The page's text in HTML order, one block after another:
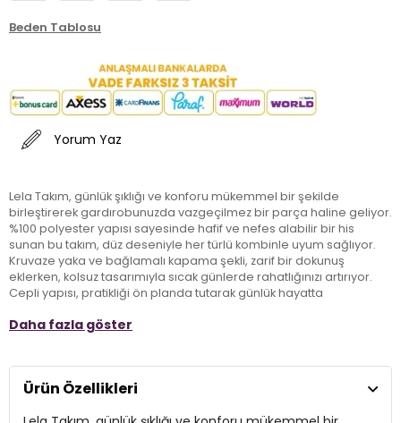
Beden Tablosu
Yorum Yaz
Lela Takım, günlük şıklığı ve konforu mükemmel bir şekilde
birleştirerek gardırobunuzda vazgeçilmez bir parça haline geliyor.
%100 polyester yapısı sayesinde hafif ve nefes alabilir bir his
sunan bu takım, düz deseniyle her türlü kombinle uyum sağlıyor.
Kruvaze yaka ve bağlamalı kapama şekli, zarif bir dokunuş
eklerken, kolsuz tasarımıyla sıcak günlerde rahatlığınızı artırıyor.
Cepli yapısı, pratikliği ön planda tutarak günlük hayatta
hem modern hem de şık bir görünüm sunarken, dokuma
kadının gardırobuna eşlik etmeye hazır. Casual tarzda bir şıklık
arayanlar için ideal bir tercih!
Daha fazla göster
Ürün Özellikleri